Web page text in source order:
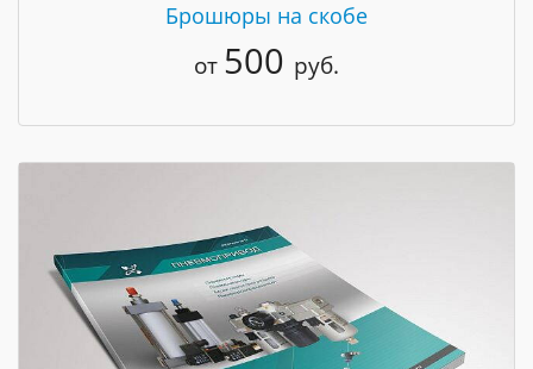
Брошюры на скобе
от 500 руб.